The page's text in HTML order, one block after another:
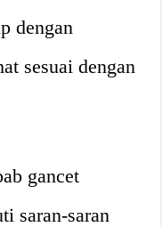
dengan
sesuai dengan
gancet
saran-saran